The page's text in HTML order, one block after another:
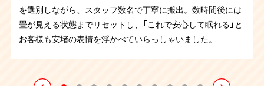
を選別しながら、スタッフ数名で丁寧に搬出。数時間後には
畳が見える状態までリセットし、「これで安心して眠れる」と
お客様も安堵の表情を浮かべていらっしゃいました。
で、是非お問い合わせください。
時間で広々とした本来の空間へ。作業後、安堵されたご家族
の笑顔を拝見でき、私共も大きなやりがいを感じた現場でし
た。
片付けをさせていただきました。現場は刺激臭と大量の害虫
が繁殖していたので大変な作業になりました。丸2日かけて
の作業となりましたが無事に終えることが出来ました。
量の衣類やゴミが積み上げられており、仕分け作業から入り
ました。不用品を分別して搬出作業を進め、片付けていくと
床をみて大変感動しておられました。1日にかけて作業をお
こない無事に業務は完了致しました。
し物も見つかってお客様にはご満足いただけました。
分の判断が出来ていたのでスムーズに作業を終えることがで
きました。
るとのことで、ご依頼者様立ち合いのもと不用品と必要品の
仕分けを慎重に行い作業を進めていき、スタッフ4名の5時間
程で清掃は完了致しました。